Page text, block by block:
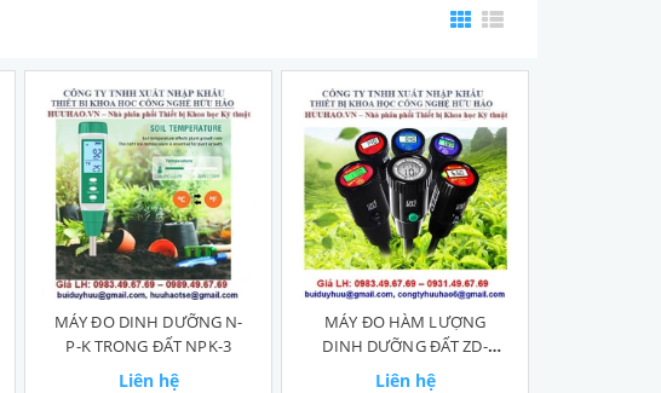
MÁY ĐO DINH DƯỠNG N-
P-K TRONG ĐẤT NPK-3
Liên hệ
MÁY ĐO HÀM LƯỢNG
DINH DƯỠNG ĐẤT ZD-
2000
Liên hệ